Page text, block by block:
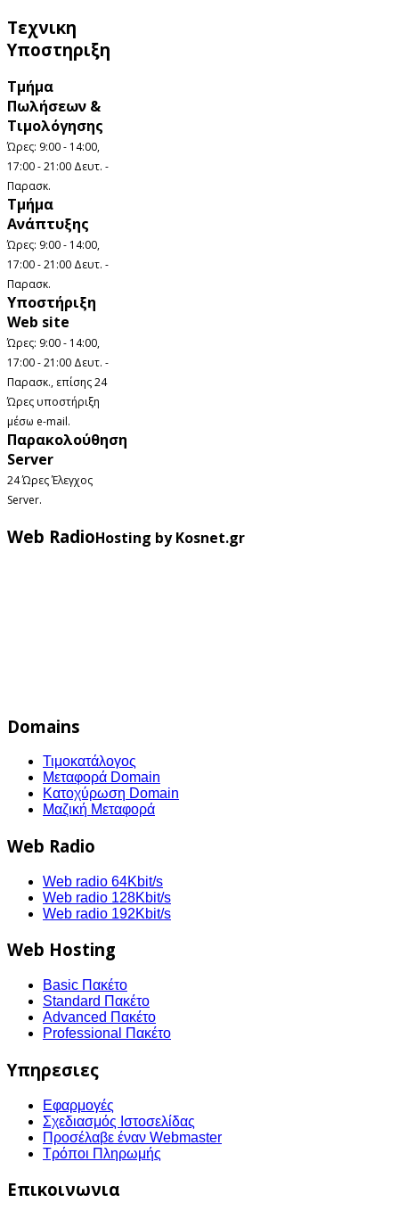
Τεχνικη
Υποστηριξη
Τμήμα
Πωλήσεων &
Τιμολόγησης
Ώρες: 9:00 - 14:00,
17:00 - 21:00 Δευτ. -
Παρασκ.
Τμήμα
Ανάπτυξης
Ώρες: 9:00 - 14:00,
17:00 - 21:00 Δευτ. -
Παρασκ.
Υποστήριξη
Web site
Ώρες: 9:00 - 14:00,
17:00 - 21:00 Δευτ. -
Παρασκ., επίσης 24
Ώρες υποστήριξη
μέσω e-mail.
Παρακολούθηση
Server
24 Ώρες Έλεγχος
Server.
Web RadioHosting by Kosnet.gr
Domains
Τιμοκατάλογος
Μεταφορά Domain
Κατοχύρωση Domain
Μαζική Μεταφορά
Web Radio
Web radio 64Kbit/s
Web radio 128Kbit/s
Web radio 192Kbit/s
Web Hosting
Basic Πακέτο
Standard Πακέτο
Advanced Πακέτο
Professional Πακέτο
Υπηρεσιες
Εφαρμογές
Σχεδιασμός Ιστοσελίδας
Προσέλαβε έναν Webmaster
Τρόποι Πληρωμής
Επικοινωνια